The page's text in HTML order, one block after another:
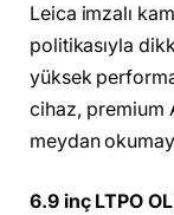
Leica imzalı
politikasıyla
yüksek
cihaz, premium
meydan
6.9 inç LTPO